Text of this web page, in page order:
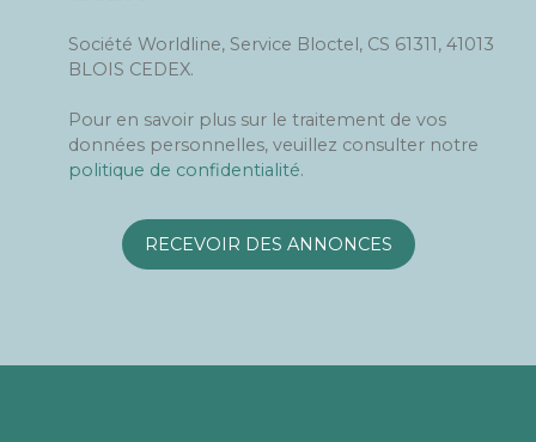
Société Worldline, Service Bloctel, CS 61311, 41013
BLOIS CEDEX.
Pour en savoir plus sur le traitement de vos
données personnelles, veuillez consulter notre
politique de confidentialité.
RECEVOIR DES ANNONCES